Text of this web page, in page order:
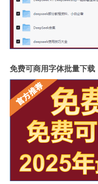
免费可商用字体批量下载